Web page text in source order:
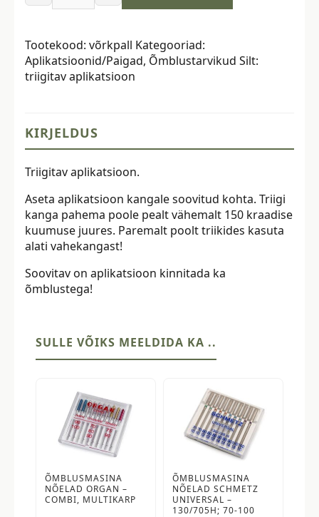
aplikatsioon,
erinevad
värvid
kogus
Tootekood: võrkpall Kategooriad:
Aplikatsioonid/Paigad, Õmblustarvikud Silt:
triigitav aplikatsioon
KIRJELDUS
Triigitav aplikatsioon.
Aseta aplikatsioon kangale soovitud kohta. Triigi
kanga pahema poole pealt vähemalt 150 kraadise
kuumuse juures. Paremalt poolt triikides kasuta
alati vahekangast!
Soovitav on aplikatsioon kinnitada ka
õmblustega!
SULLE VÕIKS MEELDIDA KA ..
ÕMBLUSMASINA
NÕELAD ORGAN –
COMBI, MULTIKARP
ÕMBLUSMASINA
NÕELAD SCHMETZ
UNIVERSAL –
130/705H; 70-100